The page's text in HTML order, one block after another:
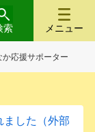
メニュー
索
応援サポーター
ました（外部